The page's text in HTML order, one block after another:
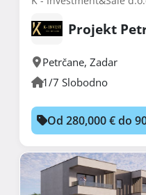
Projekt
Petrčane, Zadar
1/7 Slobodno
Od 280,000 € do